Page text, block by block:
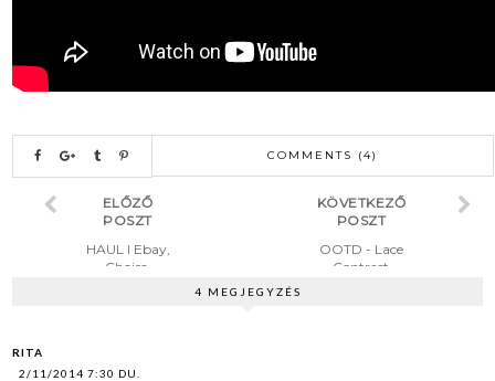
COMMENTS (4)
KÖVETKEZŐ
POSZT
OOTD - Lace
Contrast
ELŐZŐ
POSZT
HAUL I Ebay,
Choies,
4 MEGJEGYZÉS
RITA
2/11/2014 7:30 DU.